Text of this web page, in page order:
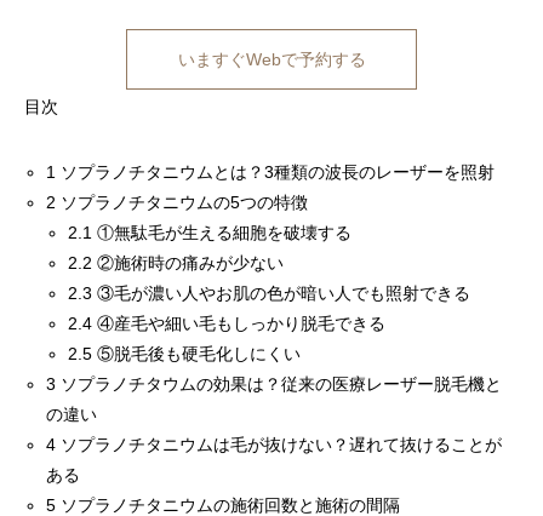
いますぐWebで予約する
目次
1 ソプラノチタニウムとは？3種類の波長のレーザーを照射
2 ソプラノチタニウムの5つの特徴
2.1 ①無駄毛が生える細胞を破壊する
2.2 ②施術時の痛みが少ない
2.3 ③毛が濃い人やお肌の色が暗い人でも照射できる
2.4 ④産毛や細い毛もしっかり脱毛できる
2.5 ⑤脱毛後も硬毛化しにくい
3 ソプラノチタウムの効果は？従来の医療レーザー脱毛機と
の違い
4 ソプラノチタニウムは毛が抜けない？遅れて抜けることが
ある
5 ソプラノチタニウムの施術回数と施術の間隔